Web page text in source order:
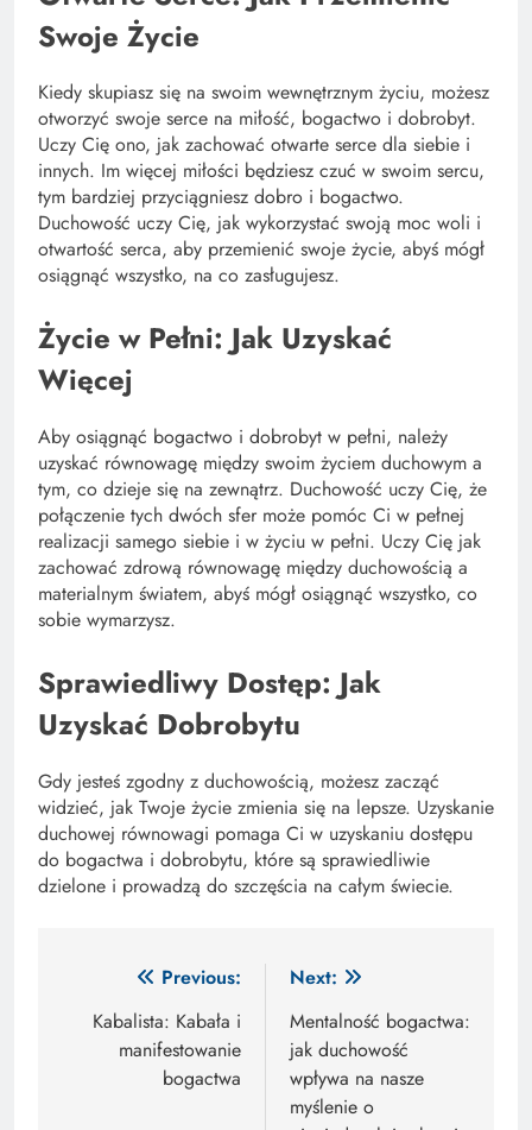
Swoje Życie
Kiedy skupiasz się na swoim wewnętrznym życiu, możesz
otworzyć swoje serce na miłość, bogactwo i dobrobyt.
Uczy Cię ono, jak zachować otwarte serce dla siebie i
innych. Im więcej miłości będziesz czuć w swoim sercu,
tym bardziej przyciągniesz dobro i bogactwo.
Duchowość uczy Cię, jak wykorzystać swoją moc woli i
otwartość serca, aby przemienić swoje życie, abyś mógł
osiągnąć wszystko, na co zasługujesz.
Życie w Pełni: Jak Uzyskać
Więcej
Aby osiągnąć bogactwo i dobrobyt w pełni, należy
uzyskać równowagę między swoim życiem duchowym a
tym, co dzieje się na zewnątrz. Duchowość uczy Cię, że
połączenie tych dwóch sfer może pomóc Ci w pełnej
realizacji samego siebie i w życiu w pełni. Uczy Cię jak
zachować zdrową równowagę między duchowością a
materialnym światem, abyś mógł osiągnąć wszystko, co
sobie wymarzysz.
Sprawiedliwy Dostęp: Jak
Uzyskać Dobrobytu
Gdy jesteś zgodny z duchowością, możesz zacząć
widzieć, jak Twoje życie zmienia się na lepsze. Uzyskanie
duchowej równowagi pomaga Ci w uzyskaniu dostępu
do bogactwa i dobrobytu, które są sprawiedliwie
dzielone i prowadzą do szczęścia na całym świecie.
Nawigacja
wpisu
Previous:
Kabalista: Kabała i
manifestowanie
bogactwa
Next:
Mentalność bogactwa:
jak duchowość
wpływa na nasze
myślenie o